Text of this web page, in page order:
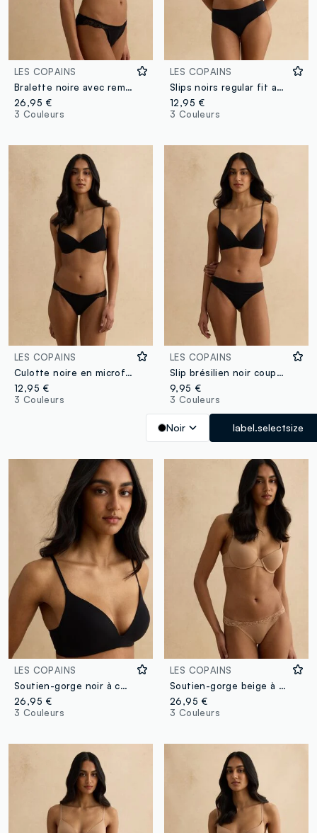
LES COPAINS
Bralette noire avec rembourrage amovible
26,95 €
3 Couleurs
LES COPAINS
Slips noirs regular fit avec détails en dentelle
12,95 €
3 Couleurs
LES COPAINS
Culotte noire en microfibre coupe régulière avec détails en dentelle
12,95 €
3 Couleurs
LES COPAINS
Slip brésilien noir coupe slim
9,95 €
3 Couleurs
Noir label.selectsize
LES COPAINS
Soutien-gorge noir à couverture totale
26,95 €
3 Couleurs
LES COPAINS
Soutien-gorge beige à couverture totale avec bonnets rembourrés
26,95 €
3 Couleurs